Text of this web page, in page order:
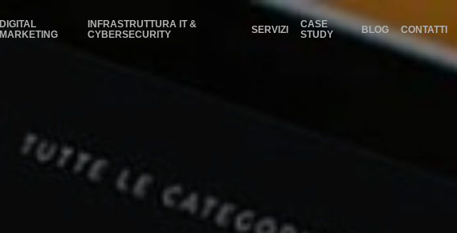
DIGITAL
MARKETING
INFRASTRUTTURA IT &
CYBERSECURITY
SERVIZI
CASE
STUDY
BLOG CONTATTI